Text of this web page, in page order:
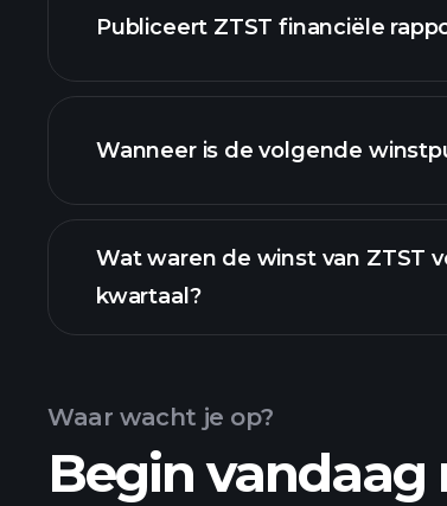
onze lijst van aandelen
Publiceert ZTST financiële
ZTST financiële
Wanneer is de volgende
Wat waren de winst van ZTST
kwartaal?
Waar wacht je op?
Begin